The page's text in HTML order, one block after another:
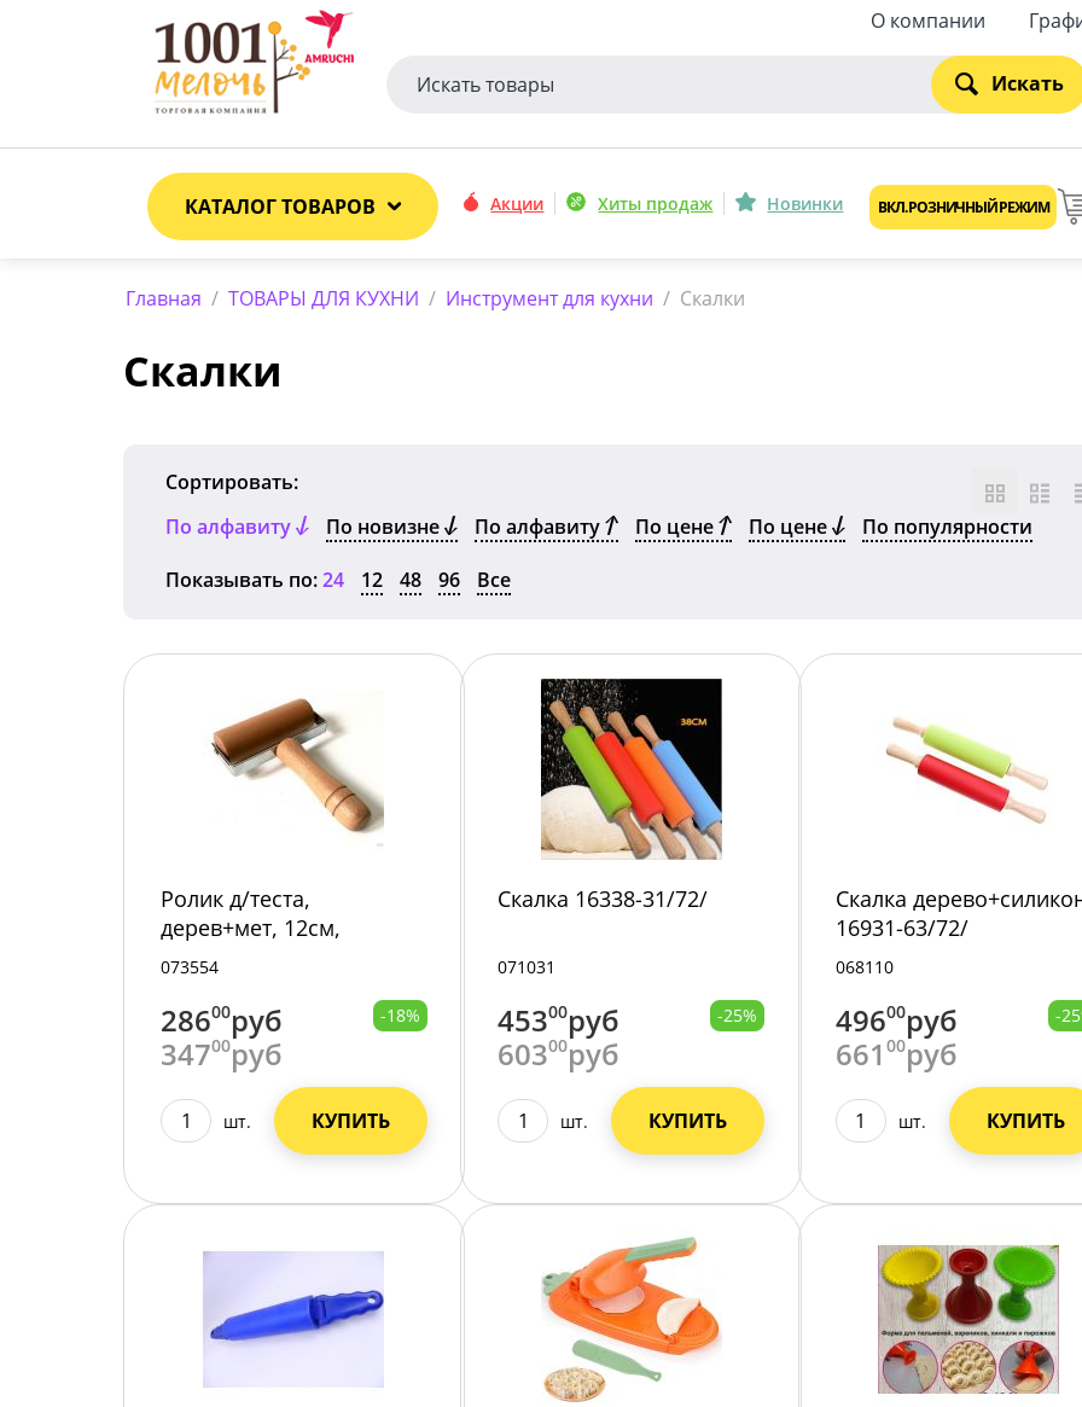
О компании
Искать
КАТАЛОГ ТОВАРОВ Акции Хиты продаж Новинки ВКЛ. РОЗНИЧНЫЙ РЕЖИМ
Главная / ТОВАРЫ ДЛЯ КУХНИ / Инструмент для кухни / Скалки
Скалки
Сортировать:
По алфавиту
По новизне По алфавиту По цене По цене
По популярности
Показывать по:24 12 48 96 Все
Ролик д/теста,
дерев+мет, 12см,
ADH400008, (037297)
073554
28600руб
34700руб
-18%
шт. КУПИТЬ
Скалка 16338-31/72/
071031
45300руб
60300руб
-25%
шт. КУПИТЬ
Скалка
16931-63/72/
068110
49600руб
661 00руб
-
шт. КУПИТЬ